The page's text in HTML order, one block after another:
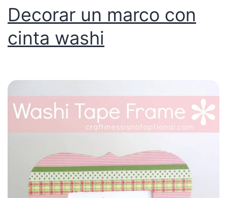
Decorar un marco con
cinta washi